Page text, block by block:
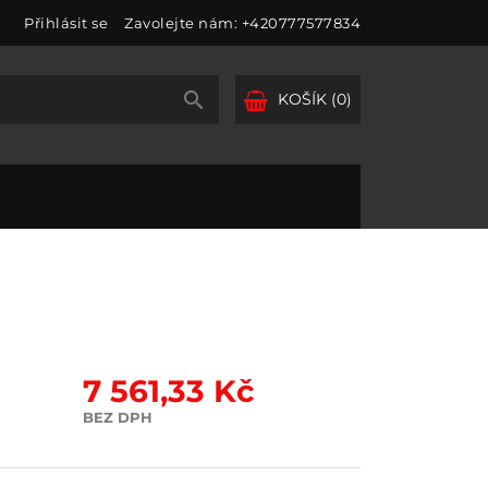
Přihlásit se Zavolejte nám: +420777577834
KOŠÍK (0)

7 561,33 Kč
BEZ DPH